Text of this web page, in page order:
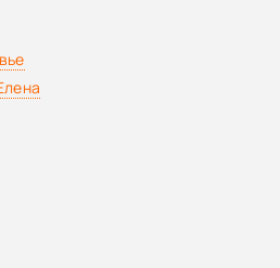
женщин, которые, живя в
медицины, теряются во
в замешательстве от
в Рунете и собственных
правильно? Почему походы в
настоящей пыткой для
Что такое препараты с
и какой максимум